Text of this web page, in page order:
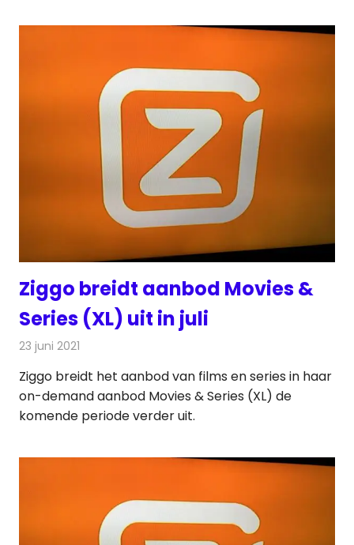
Ziggo breidt aanbod Movies &
Series (XL) uit in juli
23 juni 2021
Ziggo breidt het aanbod van films en series in haar
on-demand aanbod Movies & Series (XL) de
komende periode verder uit.